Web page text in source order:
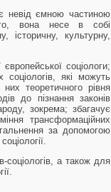
є невід ємною час­тиною
вона несе в собі
історичну, культурну,
соціологи;
соціологів, які можуть
теоретич­ного рівня
до пізнання законів
зокрема; збагачує
трансформаційних
за допомогою
соціологів, а також для